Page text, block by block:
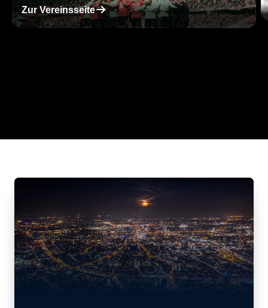
Zur Vereinsseite􀄫